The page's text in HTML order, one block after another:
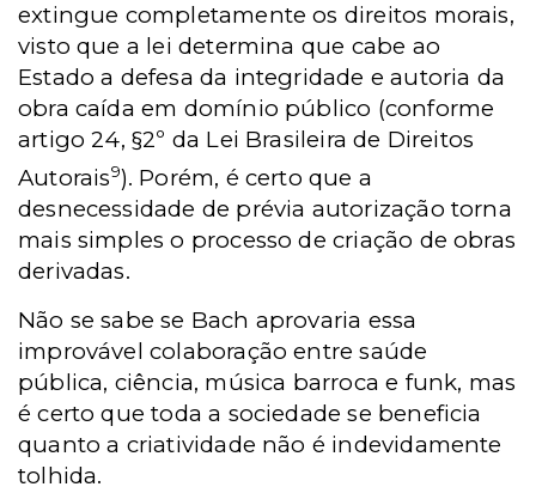
extingue completamente os direitos morais,
visto que a lei determina que cabe ao
Estadoa defesa da integridade e autoria da
obra caída em domínio público (conforme
artigo 24, §2º da Lei Brasileira de Direitos
Autorais9). Porém, é certo que a
desnecessidade de prévia autorização torna
mais simples o processo de criação de obras
derivadas.
Não se sabe se Bach aprovaria essa
improvável colaboração entre saúde
pública, ciência, música barroca e funk, mas
é certo que toda a sociedade se beneficia
quanto a criatividade não é indevidamente
tolhida.